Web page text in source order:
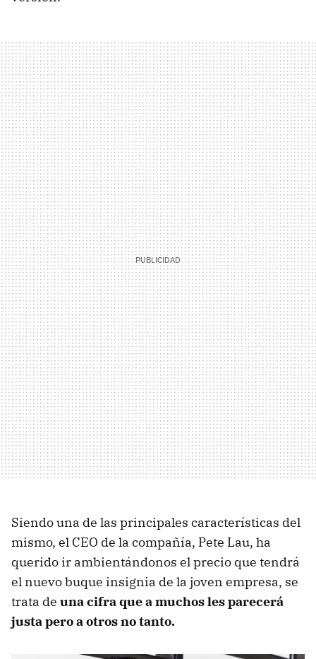
Siendo una de las principales características del
mismo, el CEO de la compañía, Pete Lau, ha
querido ir ambientándonos el precio que tendrá
el nuevo buque insignia de la joven empresa, se
trata de una cifra que a muchos les parecerá
justa pero a otros no tanto.